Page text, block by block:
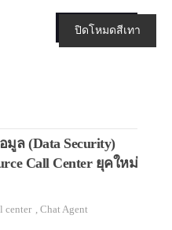
and voice of customer
ติดต่อเรา
ล (Data Security)
Call Center ยุคใหม่
center , Chat Agent
ปิดโหมดสีเทา